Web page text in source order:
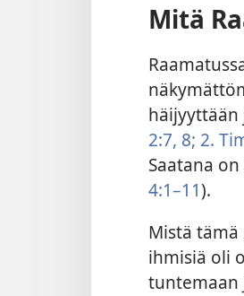
Mitä
häijyyttään
2:7, 8; 2.
Saatana
4:1–11).
Mistä
ihmisiä oli
tuntemaan